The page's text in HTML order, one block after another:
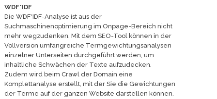
WDF*IDF
Die WDF*IDF-Analyse ist aus der
Suchmaschinenoptimierung im Onpage-Bereich nicht
mehr wegzudenken. Mit dem SEO-Tool können in der
Vollversion umfangreiche Termgewichtungsanalysen
einzelner Unterseiten durchgeführt werden, um
inhaltliche Schwächen der Texte aufzudecken.
Zudem wird beim Crawl der Domain eine
Komplettanalyse erstellt, mit der Sie die Gewichtungen
der Terme auf der ganzen Website darstellen können.